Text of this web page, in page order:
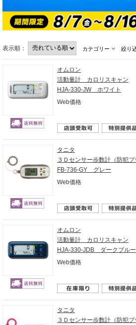
表示順： カテゴリー 絞り
オムロン
活動量計 カロリスキャン
HJA-330-JW ホワイト
Web価格
タニタ
３Ｄセンサー歩数計（防犯ブ
FB-736-GY グレー
Web価格
オムロン
活動量計 カロリスキャン
HJA-330-JDB ダークブルー
Web価格
タニタ
３Ｄセンサー歩数計（防犯ブ